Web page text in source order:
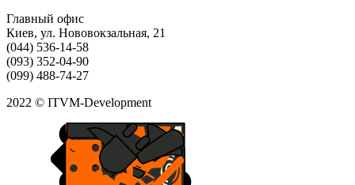
Главный офис
Киев, ул. Нововокзальная, 21
(044) 536-14-58
(093) 352-04-90
(099) 488-74-27
2022 © ITVM-Development